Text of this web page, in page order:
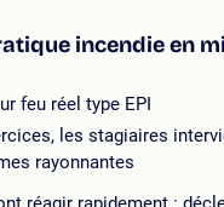
incendie en
feu réel type EPI
les stagiaires
rayonnantes